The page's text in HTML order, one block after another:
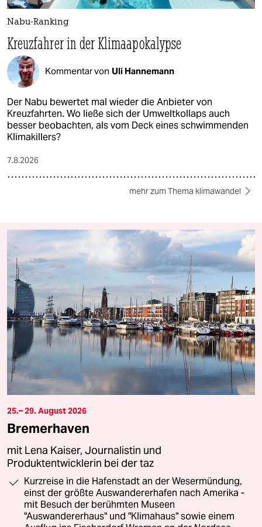
Nabu-Ranking
Kreuzfahrer in der Klimaapokalypse
Kommentar von Uli Hannemann
Der Nabu bewertet mal wieder die Anbieter von
Kreuzfahrten. Wo ließe sich der Umweltkollaps auch
besser beobachten, als vom Deck eines schwimmenden
Klimakillers?
7.8.2026
mehr zum Thema klimawandel
25.– 29. August 2026
Bremerhaven
mit Lena Kaiser, Journalistin und
Produktentwicklerin bei der taz
Kurzreise in die Hafenstadt an der Wesermündung,
einst der größte Auswandererhafen nach Amerika -
mit Besuch der berühmten Museen
"Auswandererhaus" und "Klimahaus" sowie einem